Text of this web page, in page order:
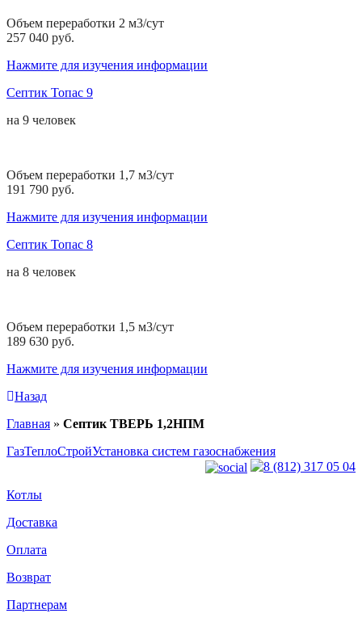
Объем переработки 2 м3/сут
257 040 руб.
Нажмите для изучения информации
Септик Топас 9
на 9 человек
Объем переработки 1,7 м3/сут
191 790 руб.
Нажмите для изучения информации
Септик Топас 8
на 8 человек
Объем переработки 1,5 м3/сут
189 630 руб.
Нажмите для изучения информации
Назад
Главная » Септик ТВЕРЬ 1,2НПМ
ГазТеплоСтройУстановка систем газоснабжения
8 (812) 317 05 04
Котлы
Доставка
Оплата
Возврат
Партнерам